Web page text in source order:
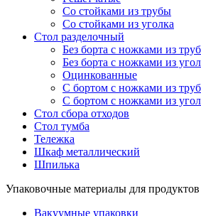
Со стойками из трубы
Со стойками из уголка
Стол разделочный
Без борта с ножками из
Без борта с ножками из
Оцинкованные
С бортом с ножками из
С бортом с ножками из
Стол сбора отходов
Стол тумба
Тележка
Шкаф металлический
Шпилька
Упаковочные материалы для продуктов
Вакуумные упаковки